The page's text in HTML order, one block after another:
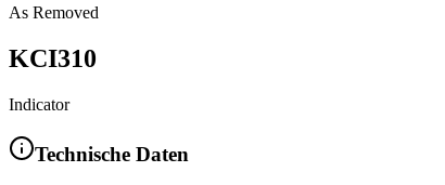
As Removed
KCI310
Indicator
Technische Daten